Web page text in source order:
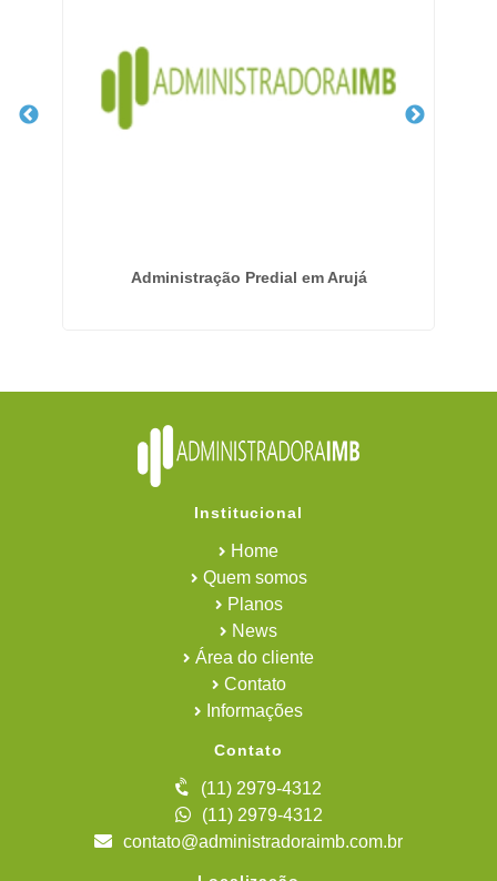
Administração Predial em Arujá
Institucional
Home
Quem somos
Planos
News
Área do cliente
Contato
Informações
Contato
(11) 2979-4312
(11) 2979-4312
contato@administradoraimb.com.br